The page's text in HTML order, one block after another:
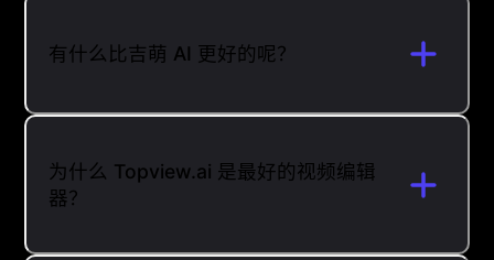
有什么比吉萌 AI 更好的呢？
为什么 Topview.ai 是最好的视频编辑
器？